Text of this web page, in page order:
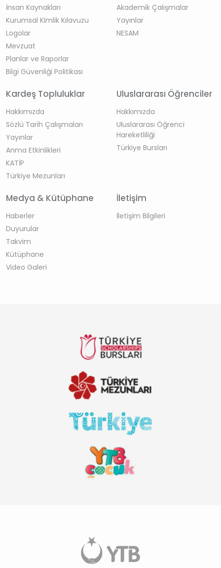
İnsan Kaynakları
Kurumsal Kimlik Kılavuzu
Logolar
Mevzuat
Planlar ve Raporlar
Bilgi Güvenliği Politikası
Akademik Çalışmalar
Yayınlar
NESAM
Kardeş Topluluklar
Hakkımızda
Sözlü Tarih Çalışmaları
Yayınlar
Anma Etkinlikleri
KATİP
Türkiye Mezunları
Uluslararası Öğrenciler
Hakkımızda
Uluslararası Öğrenci
Hareketliliği
Türkiye Bursları
Medya & Kütüphane
Haberler
Duyurular
Takvim
Kütüphane
Video Galeri
İletişim
İletişim Bilgileri